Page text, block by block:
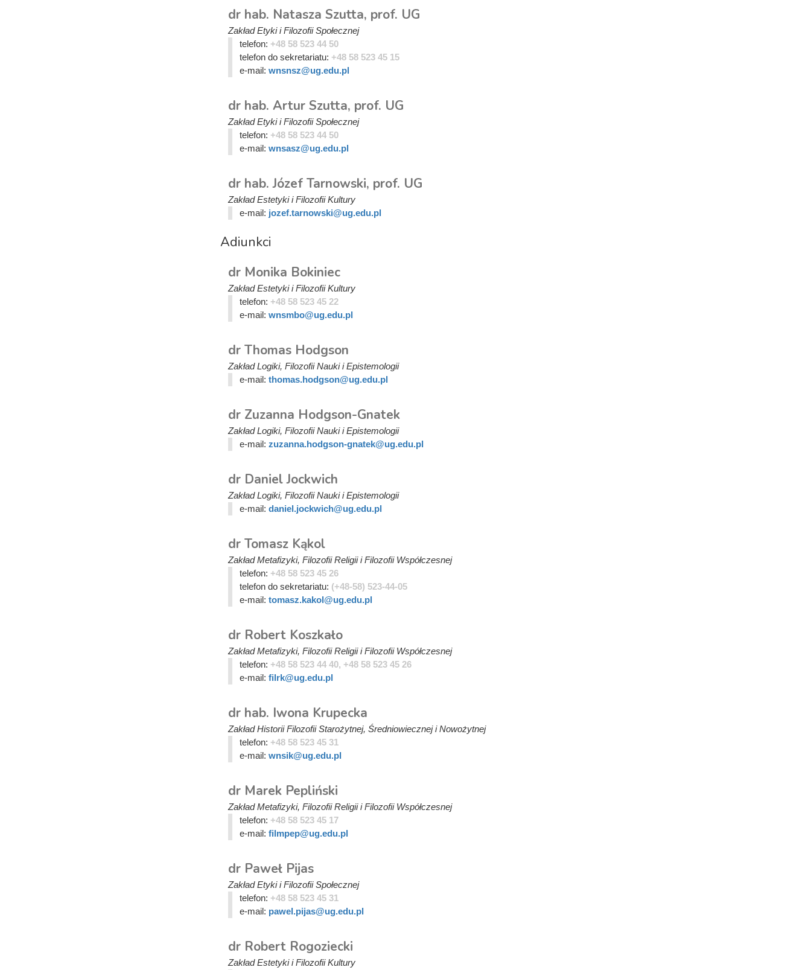
dr hab. Natasza Szutta, prof. UG
Zakład Etyki i Filozofii Społecznej
telefon: +48 58 523 44 50
telefon do sekretariatu: +48 58 523 45 15
e-mail: wnsnsz@ug.edu.pl
dr hab. Artur Szutta, prof. UG
Zakład Etyki i Filozofii Społecznej
telefon: +48 58 523 44 50
e-mail: wnsasz@ug.edu.pl
dr hab. Józef Tarnowski, prof. UG
Zakład Estetyki i Filozofii Kultury
e-mail: jozef.tarnowski@ug.edu.pl
Adiunkci
dr Monika Bokiniec
Zakład Estetyki i Filozofii Kultury
telefon: +48 58 523 45 22
e-mail: wnsmbo@ug.edu.pl
dr Thomas Hodgson
Zakład Logiki, Filozofii Nauki i Epistemologii
e-mail: thomas.hodgson@ug.edu.pl
dr Zuzanna Hodgson-Gnatek
Zakład Logiki, Filozofii Nauki i Epistemologii
e-mail: zuzanna.hodgson-gnatek@ug.edu.pl
dr Daniel Jockwich
Zakład Logiki, Filozofii Nauki i Epistemologii
e-mail: daniel.jockwich@ug.edu.pl
dr Tomasz Kąkol
Zakład Metafizyki, Filozofii Religii i Filozofii Współczesnej
telefon: +48 58 523 45 26
telefon do sekretariatu: (+48-58) 523-44-05
e-mail: tomasz.kakol@ug.edu.pl
dr Robert Koszkało
Zakład Metafizyki, Filozofii Religii i Filozofii Współczesnej
telefon: +48 58 523 44 40, +48 58 523 45 26
e-mail: filrk@ug.edu.pl
dr hab. Iwona Krupecka
Zakład Historii Filozofii Starożytnej, Średniowiecznej i Nowożytnej
telefon: +48 58 523 45 31
e-mail: wnsik@ug.edu.pl
dr Marek Pepliński
Zakład Metafizyki, Filozofii Religii i Filozofii Współczesnej
telefon: +48 58 523 45 17
e-mail: filmpep@ug.edu.pl
dr Paweł Pijas
Zakład Etyki i Filozofii Społecznej
telefon: +48 58 523 45 31
e-mail: pawel.pijas@ug.edu.pl
dr Robert Rogoziecki
Zakład Estetyki i Filozofii Kultury